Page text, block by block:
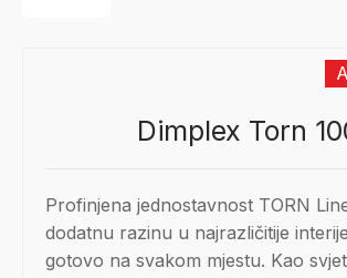
Dimplex Torn
Profinjena jednostavnost TORN
dodatnu razinu u najrazličitije
gotovo na svakom mjestu. Kao